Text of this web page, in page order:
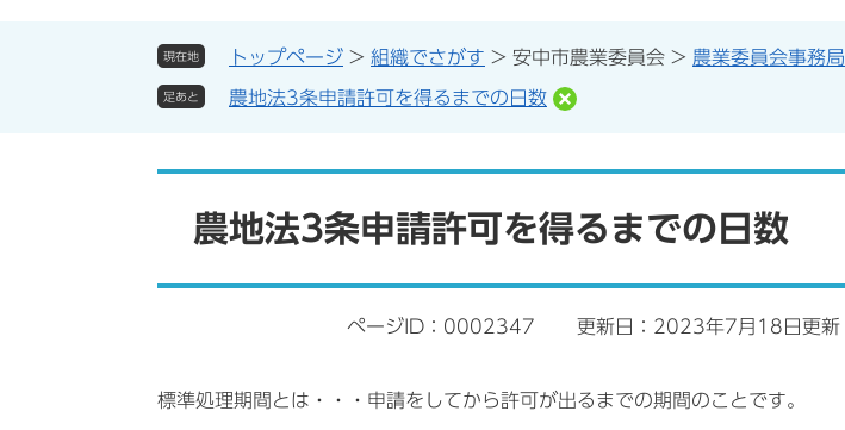
現在地 トップページ > 組織でさがす > 安中市農業委員会 > 農業委員会事務局
足あと 農地法3条申請許可を得るまでの日数
農地法3条申請許可を得るまでの日数
ページID：0002347 更新日：2023年7月18日更新
標準処理期間とは・・・申請をしてから許可が出るまでの期間のことです。